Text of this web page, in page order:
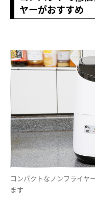
ヤーがおすすめ
コンパクトなノンフライヤ
ます